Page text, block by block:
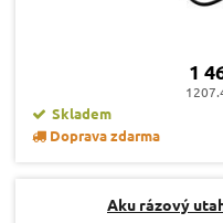
1
Skladem
Doprava zdarma
Aku rázový